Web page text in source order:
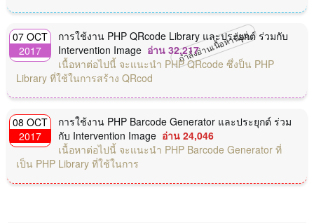
กำลังอ่านเนื้อหานี้อยู่
07 OCT
2017
การใช้งาน PHP QRcode Library และประยุกต์ ร่วมกับ
Intervention Image อ่าน 32,217
เนื้อหาต่อไปนี้ จะแนะนำ PHP QRcode ซึ่งป็น PHP
Library ที่ใช้ในการสร้าง QRcod
08 OCT
2017
การใช้งาน PHP Barcode Generator และประยุกต์ ร่วม
กับ Intervention Image อ่าน 24,046
เนื้อหาต่อไปนี้ จะแนะนำ PHP Barcode Generator ที่
เป็น PHP Library ที่ใช้ในการ